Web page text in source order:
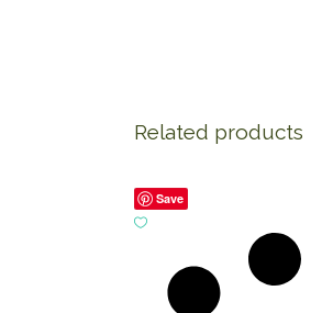
Related products
Save